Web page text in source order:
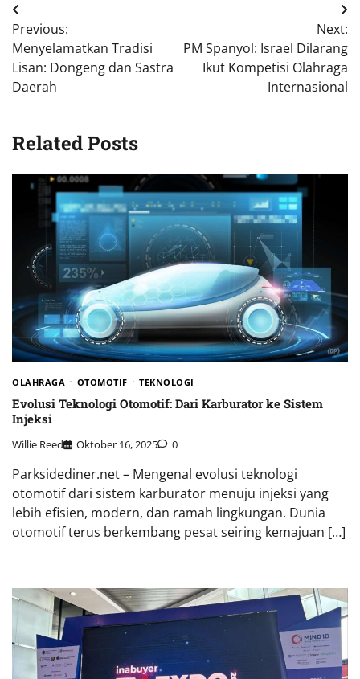
Navigasi
pos
Previous:
Menyelamatkan Tradisi
Lisan: Dongeng dan Sastra
Daerah
Next:
PM Spanyol: Israel Dilarang
Ikut Kompetisi Olahraga
Internasional
Related Posts
OLAHRAGA OTOMOTIF TEKNOLOGI
Evolusi Teknologi Otomotif: Dari Karburator ke Sistem
Injeksi
Willie Reed Oktober 16, 2025 0
Parksidediner.net – Mengenal evolusi teknologi
otomotif dari sistem karburator menuju injeksi yang
lebih efisien, modern, dan ramah lingkungan. Dunia
otomotif terus berkembang pesat seiring kemajuan […]